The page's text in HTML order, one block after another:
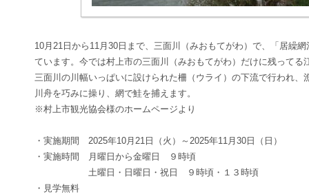
10月 21 日から 11月 30 日まで、三面川（みおもてがわ）で、「居繰
ています。今では村上市の三面川（みおもてがわ）だけに残ってる
三面川の川幅いっぱいに設けられた柵（ウライ）の下流で行われ、
川舟を巧みに操り、網で鮭を捕えます。
※村上市観光協会様のホームページより
・実施期間 2025年10月 21 日（火）～ 2025年11月 30 日（日）
・実施時間 月曜日から金曜日 ９時頃
土曜日・日曜日・祝日 ９時頃・１３時頃
・見学無料